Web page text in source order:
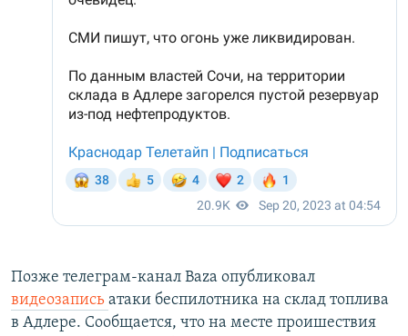
Позже телеграм-канал Baza опубликовал
видеозапись атаки беспилотника на склад топлива
в Адлере. Сообщается, что на месте проишествия